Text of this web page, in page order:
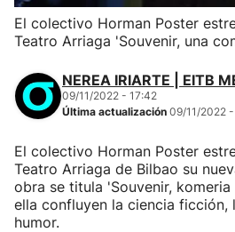
El colectivo Horman Poster
Teatro Arriaga 'Souvenir, una
NEREA IRIARTE | EITB
09/11/2022 - 17:42
Última actualización 09/11/2022
El colectivo Horman Poster
Teatro Arriaga de Bilbao su
obra se titula 'Souvenir,
ella confluyen la ciencia ficción,
humor.